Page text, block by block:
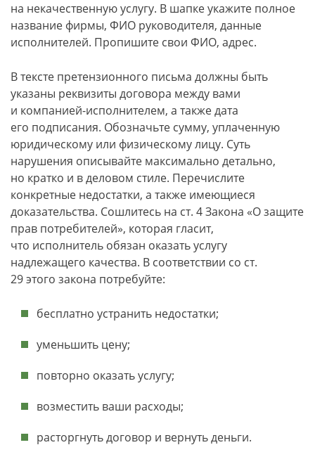
на некачественную услугу. В шапке укажите полное
название фирмы, ФИО руководителя, данные
исполнителей. Пропишите свои ФИО, адрес.
В тексте претензионного письма должны быть
указаны реквизиты договора между вами
и компанией-исполнителем, а также дата
его подписания. Обозначьте сумму, уплаченную
юридическому или физическому лицу. Суть
нарушения описывайте максимально детально,
но кратко и в деловом стиле. Перечислите
конкретные недостатки, а также имеющиеся
доказательства. Сошлитесь на ст. 4 Закона «О защите
прав потребителей», которая гласит,
что исполнитель обязан оказать услугу
надлежащего качества. В соответствии со ст.
29 этого закона потребуйте:
бесплатно устранить недостатки;
уменьшить цену;
повторно оказать услугу;
возместить ваши расходы;
расторгнуть договор и вернуть деньги.